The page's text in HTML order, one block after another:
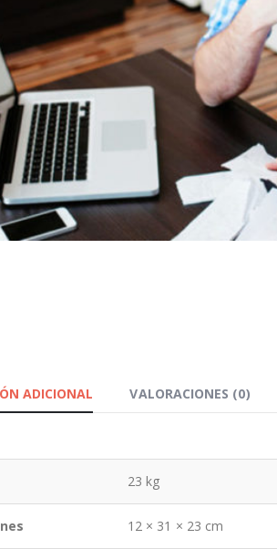
ADICIONAL VALORACIONES (0)
23 kg
12 × 31 × 23 cm